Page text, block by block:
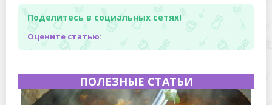
Поделитесь в социальных сетях!
Оцените статью:
ПОЛЕЗНЫЕ СТАТЬИ